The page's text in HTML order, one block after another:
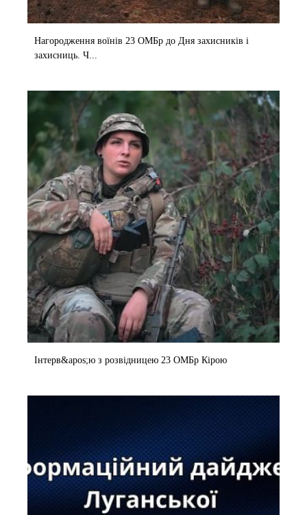
Нагородження воїнів 23 ОМБр до Дня захисників і
захисниць. Ч...
Інтерв&apos;ю з розвідницею 23 ОМБр Кірою